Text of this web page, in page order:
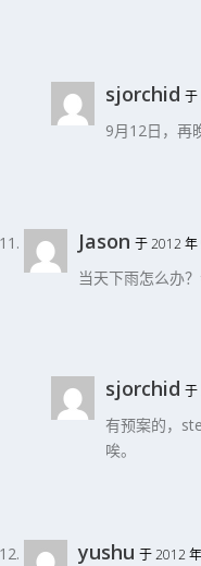
sjorchid 于
9月12日，再
Jason 于 2012
当天下雨怎么办
sjorchid 于
有预案的，
唉。
yushu 于 2012